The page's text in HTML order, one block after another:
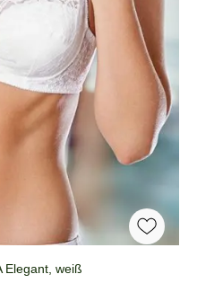
Elegant, weiß